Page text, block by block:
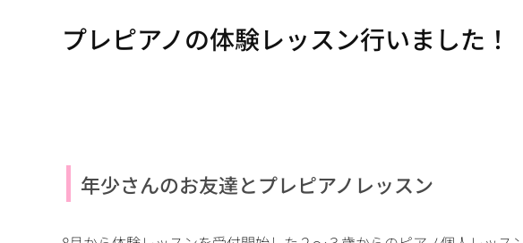
プレピアノの体験レッスン行いました！
年少さんのお友達とプレピアノレッスン